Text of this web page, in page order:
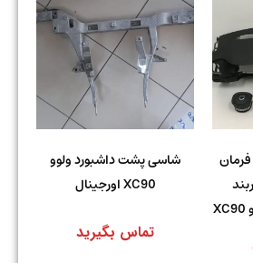
شاسی پشت داشبورد ولوو
تماس بگیرید